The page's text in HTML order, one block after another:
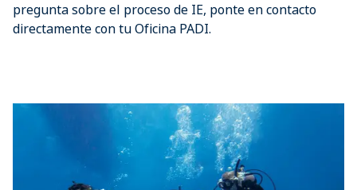
pregunta sobre el proceso de IE, ponte en contacto
directamente con tu Oficina PADI.